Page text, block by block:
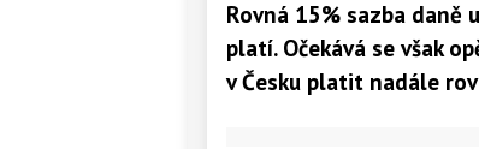
Rovná 15% sazba daně
platí. Očekává se však
v Česku platit nadále